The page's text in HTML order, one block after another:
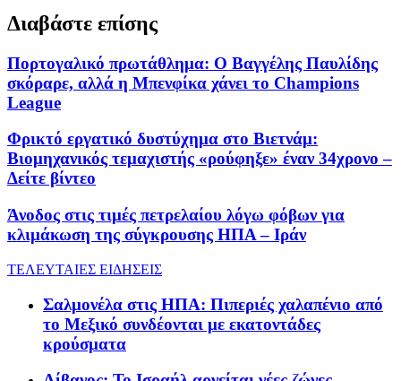
Διαβάστε επίσης
Πορτογαλικό πρωτάθλημα: Ο Βαγγέλης Παυλίδης
σκόραρε, αλλά η Μπενφίκα χάνει το Champions
League
Φρικτό εργατικό δυστύχημα στο Βιετνάμ:
Βιομηχανικός τεμαχιστής «ρούφηξε» έναν 34χρονο –
Δείτε βίντεο
Άνοδος στις τιμές πετρελαίου λόγω φόβων για
κλιμάκωση της σύγκρουσης ΗΠΑ – Ιράν
ΤΕΛΕΥΤΑΙΕΣ ΕΙΔΗΣΕΙΣ
Σαλμονέλα στις ΗΠΑ: Πιπεριές χαλαπένιο από
το Μεξικό συνδέονται με εκατοντάδες
κρούσματα